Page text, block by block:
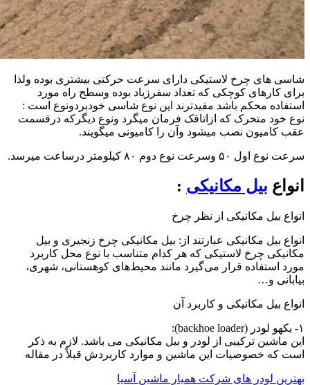
شاسی های چرخ لاستیکی دارای سرعت حرکتی بیشتری بوده ولذا
برای کارهای کوچکی که تعداد سفرزیاد بوده وسطح راه مورد
استفاده محکم باشد مفیدترند این نوع شاسی خودبردونوع است :
نوع خود متحرک که ازاتاقک فرمان میگرد ونوع دیگرکه درقسمت
عقب کامیون نصب میشود وآن را کامیونی میگویند.
سرعت نوع اول ۵۰ وسرعت نوع دوم ۸۰ کیلومتر درساعت میرسد.
انواع بیل مکانیکی :
انواع بیل مکانیکی از نظر چرخ
انواع بیل مکانیکی عبارتند از: بیل مکانیکی چرخ زنجیری و بیل
مکانیکی چرخ لاستیکی که هر کدام متناسب با نوع محل کاربرد
مورد استفاده قرار می‌گیرد مانند محیط‌های کوهستانی، شهری،
بیابانی و…
انواع بیل مکانیکی و کاربرد آن
۱- بکهو لودر (backhoe loader):
این ماشین ترکیبی از لودر و بیل مکانیکی می باشد. لازم به ذکر
است که خصوصیات این ماشین و موارد کاربردش قبلاً در مقاله
بهترین لودر های شرکت همیار ماشین آسیا